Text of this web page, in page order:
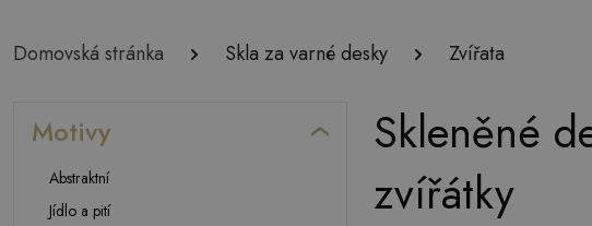
Domovská stránka Skla za varné desky Zvířata
Motivy
Abstraktní
Jídlo a pití
Skleněné
zvířátky